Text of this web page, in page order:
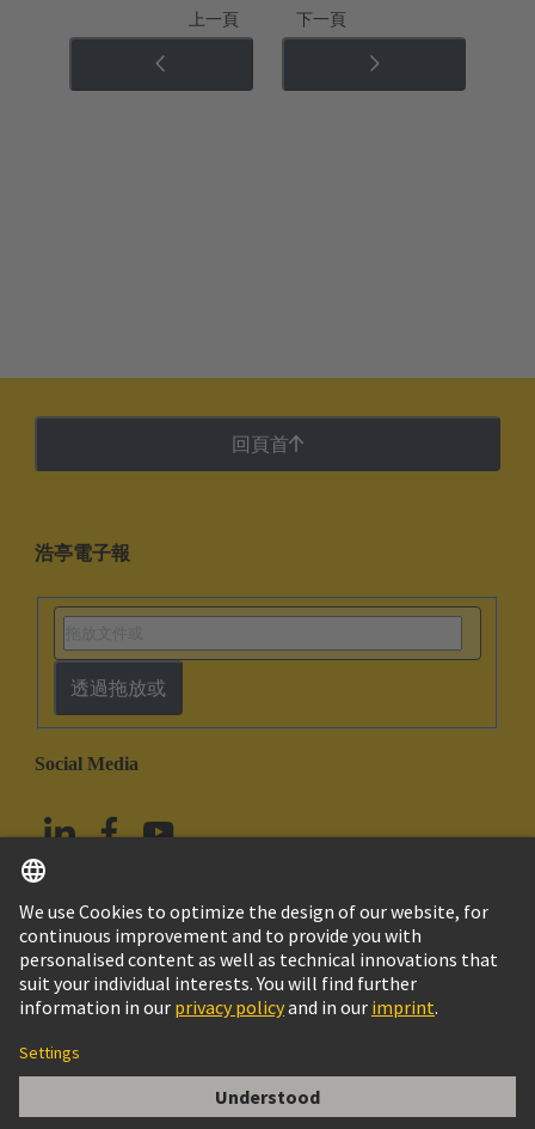
Han 10 ES-M
上一頁 下一頁
回頁首
浩亭電子報
透過拖放或
Social Media
台灣 繁体中文
© HARTING浩亭技術集團
Cookie政策Terms of Use